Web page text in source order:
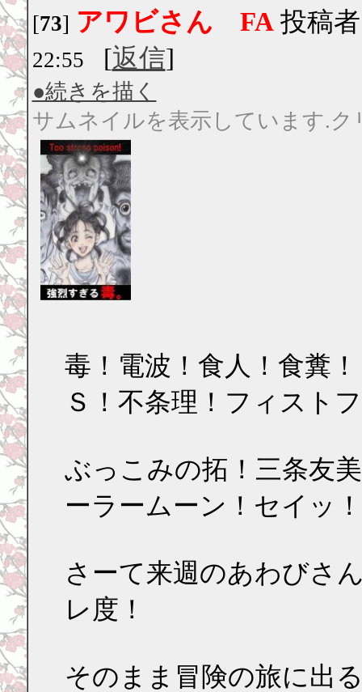
[73] アワビさん FA投稿
22:55 [返信]
●続きを描く
サムネイルを表示しています.
毒！電波！食人！食糞
Ｓ！不条理！フィスト
ぶっこみの拓！三条友
ーラームーン！セイッ！
さーて来週のあわびさ
レ度！
そのまま冒険の旅に出